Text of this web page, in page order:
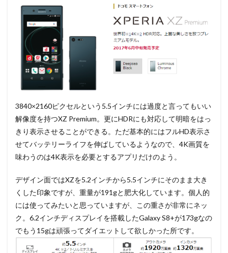
3840×2160ピクセルという5.5インチには過度と言ってもいい
解像度を持つXZ Premium。更にHDRにも対応して明暗をはっ
きり表示させることができる。ただ基本的にはフルHD表示さ
せてバッテリーライフを伸ばしているようなので、4K画質を
味わうのは4K表示を必要とするアプリだけのよう。
デザイン面ではXZを5.2インチから5.5インチにそのまま大き
くした印象ですが、重量が191gと肥大化しています。個人的
には使ってみたいと思っていますが、この重さが非常にネッ
ク。6.2インチディスプレイを搭載したGalaxy S8+が173gなの
でもう15gは頑張ってダイエットして欲しかった所です。